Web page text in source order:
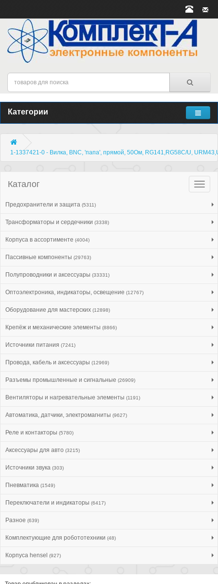
Категории
1-1337421-0 - Вилка, BNC, 'папа', прямой, 50Ом, RG141,RG58C/U,
Каталог
Предохранители и защита (5311)
Трансформаторы и сердечники (3338)
Корпуса в ассортименте (4004)
Пассивные компоненты (29763)
Полупроводники и аксессуары (33331)
Оптоэлектроника, индикаторы, освещение (12767)
Оборудование для мастерских (12898)
Крепёж и механические элементы (8866)
Источники питания (7241)
Провода, кабель и аксессуары (12969)
Разъемы промышленные и сигнальные (26909)
Вентиляторы и нагревательные элементы (1191)
Автоматика, датчики, электромагниты (9627)
Реле и контакторы (5780)
Аксессуары для авто (3215)
Источники звука (303)
Пневматика (1549)
Переключатели и индикаторы (6417)
Разное (639)
Комплектующие для робототехники (48)
Корпуса hensel (927)